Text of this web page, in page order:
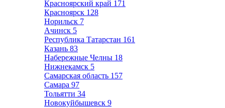
Красноярский край 171
Красноярск 128
Норильск 7
Ачинск 5
Республика Татарстан 161
Казань 83
Набережные Челны 18
Нижнекамск 5
Самарская область 157
Самара 97
Тольятти 34
Новокуйбышевск 9